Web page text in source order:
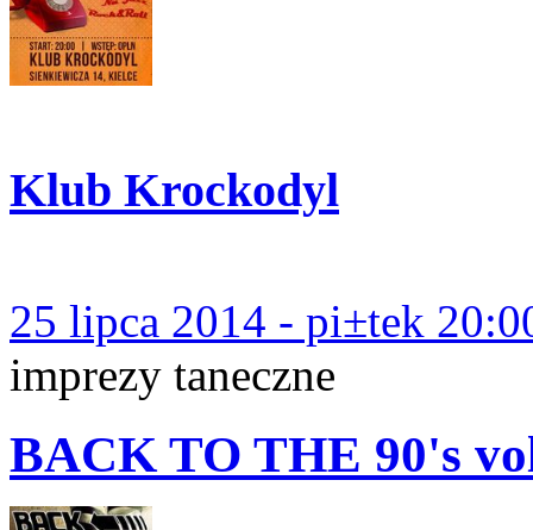
Klub Krockodyl
25 lipca 2014 - pi±tek
imprezy taneczne
BACK TO THE 90's